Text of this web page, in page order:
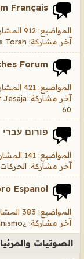
Français
المواضيع: 912 المشاركات: 2,278
آخر مشاركة: Torah
Forum
المواضيع: 421 المشاركات: 702
آخر مشاركة: Jesaja
60
פורום עברי
المواضيع: 141 المشاركات: 858
آخر مشاركة:
Espanol
المواضيع: 383 المشاركات: 482
آخر مشاركة: ¿De verdad Dios es amor en el cristianismo?
الصوتيات